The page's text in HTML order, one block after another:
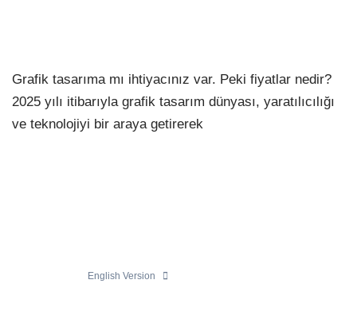
Grafik tasarıma mı ihtiyacınız var. Peki fiyatlar nedir?
2025 yılı itibarıyla grafik tasarım dünyası, yaratılıcılığı
ve teknolojiyi bir araya getirerek
English Version